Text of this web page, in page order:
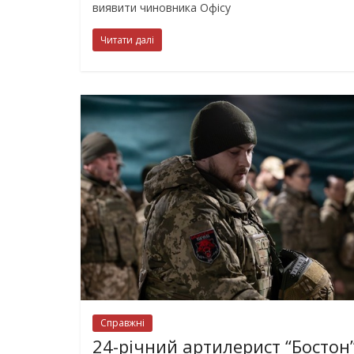
виявити чиновника Офісу
Читати далі
Справжні
24-річний артилерист